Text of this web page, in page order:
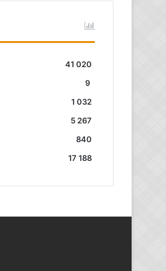
41 020
9
1 032
5 267
840
17 188